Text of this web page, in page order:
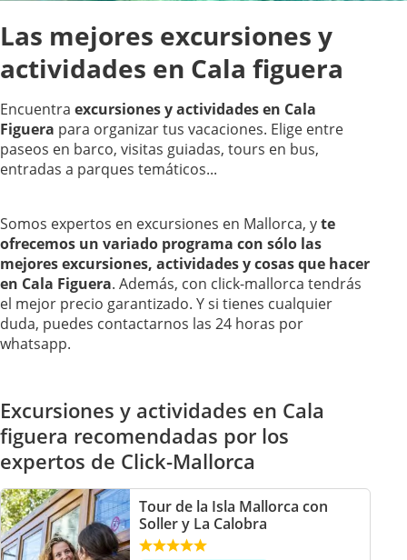
Las mejores excursiones y
actividades en Cala figuera
Encuentra excursiones y actividades en Cala
Figuera para organizar tus vacaciones. Elige entre
paseos en barco, visitas guiadas, tours en bus,
entradas a parques temáticos...
Somos expertos en excursiones en Mallorca, yte
ofrecemos un variado programa con sólo las
mejores excursiones, actividades y cosas que hacer
en Cala Figuera. Además, con click-mallorca tendrás
el mejor precio garantizado. Y si tienes cualquier
duda, puedes contactarnos las 24 horas por
whatsapp.
Excursiones y actividades en Cala
figuera recomendadas por los
expertos de Click-Mallorca
Tour de la Isla Mallorca con
Soller y La Calobra